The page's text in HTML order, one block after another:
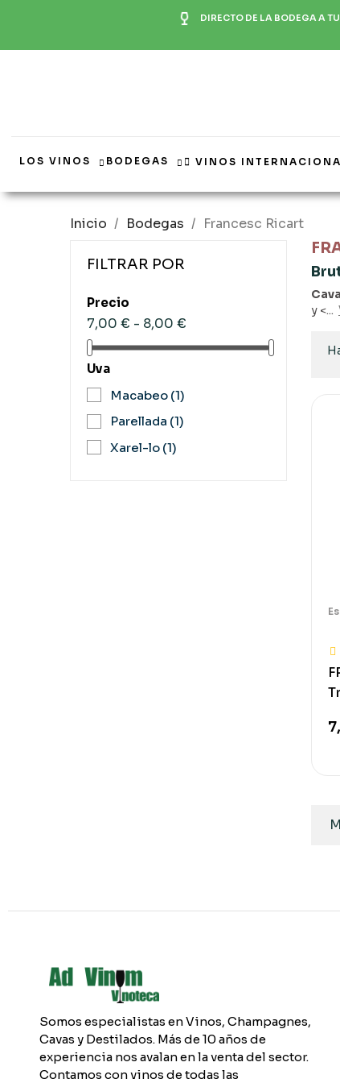
DIRECTO DE LA BODEGA A
LOS VINOS BODEGAS VINOS
Inicio Bodegas Francesc Ricart
FILTRAR POR
Precio
7,00 € - 8,00 €
Uva
Macabeo (1)
Parellada (1)
Xarel-lo (1)
y <...
Somos especialistas en Vinos, Champagnes,
Cavas y Destilados. Más de 10 años de
experiencia nos avalan en la venta del sector.
Contamos con vinos de todas las